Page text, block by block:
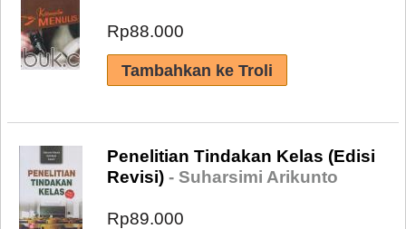
Rp88.000
Penelitian Tindakan Kelas (Edisi
Revisi) - Suharsimi Arikunto
Rp89.000